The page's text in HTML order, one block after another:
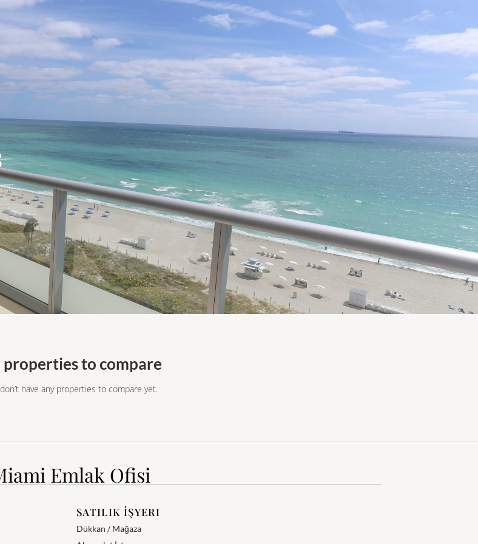
properties to compare
have any properties to compare yet.
Emlak Ofisi
SATILIK İŞYERI
Dükkan / Mağaza